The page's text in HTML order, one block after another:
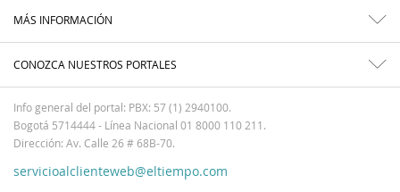
MÁS INFORMACIÓN
CONOZCA NUESTROS PORTALES
Info general del portal: PBX: 57 (1) 2940100.
Bogotá 5714444 - Línea Nacional 01 8000 110 211.
Dirección: Av. Calle 26 # 68B-70.
servicioalclienteweb@eltiempo.com